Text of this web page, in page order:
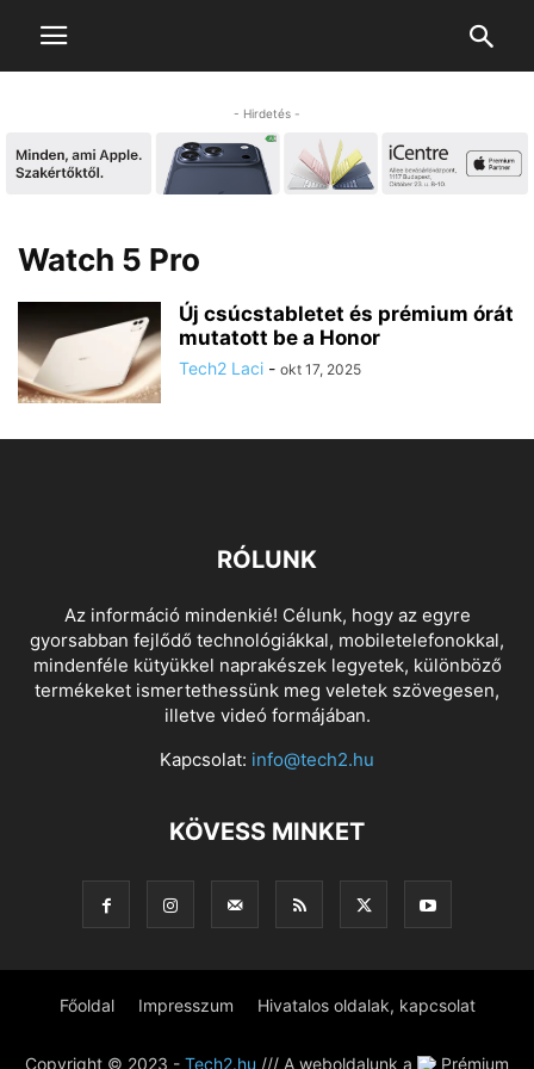
- Hirdetés -
Watch 5 Pro
Új csúcstabletet és prémium órát
mutatott be a Honor
Tech2 Laci - okt 17, 2025
RÓLUNK
Az információ mindenkié! Célunk, hogy az egyre
gyorsabban fejlődő technológiákkal, mobiletelefonokkal,
mindenféle kütyükkel naprakészek legyetek, különböző
termékeket ismertethessünk meg veletek szövegesen,
illetve videó formájában.
Kapcsolat: info@tech2.hu
KÖVESS MINKET
Főoldal Impresszum Hivatalos oldalak, kapcsolat
Copyright © 2023 - Tech2.hu /// A weboldalunk a Prémium